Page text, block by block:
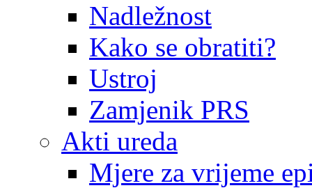
Nadležnost
Kako se obratiti?
Ustroj
Zamjenik PRS
Akti ureda
Mjere za vrijeme